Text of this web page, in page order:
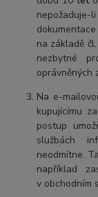
na základě
nezbytné
oprávněných
Na e-
kupujícímu
postup
službách
neodmítne.
například
v obchodním